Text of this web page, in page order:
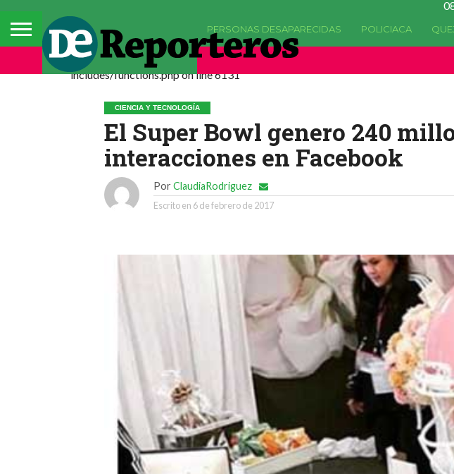
PERSONAS DESAPARECIDAS POLICIACA
Deprecated: La función comments_popup_script ha quedado
includes/functions.php on line 6131
CIENCIA Y TECNOLOGÍA
El Super Bowl genero 240
interacciones en Facebook
Por ClaudiaRodriguez
Escrito en 6 de febrero de 2017